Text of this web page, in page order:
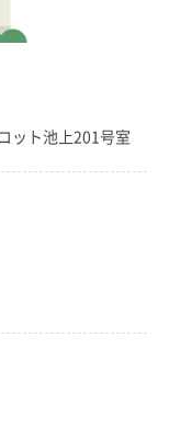
ット池上201号室